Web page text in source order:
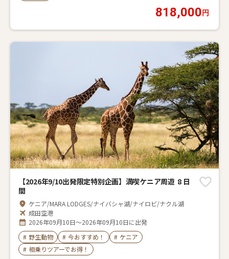
818,000 円
【2026年9/10出発限定特別企画】満喫ケニア周遊 8 日
間
ケニア/MARA LODGES/ナイバシャ湖/ナイロビ/ナクル湖
成田空港
2026年09月10日～2026年09月10日に出発
# 野生動物 # 今おすすめ！ # ケニア
# 相乗りツアーでお得！